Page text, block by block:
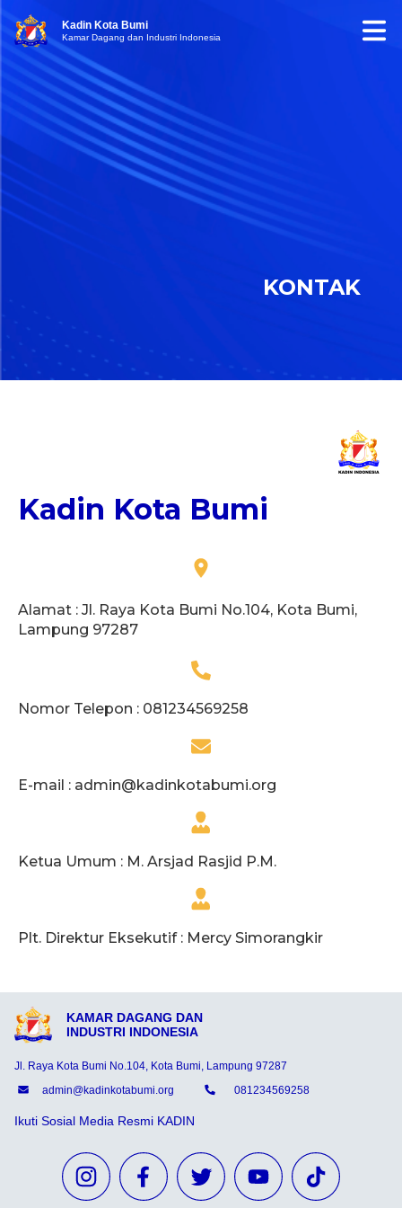
Kadin Kota Bumi
Kamar Dagang dan Industri Indonesia
KONTAK
Kadin Kota Bumi
Alamat : Jl. Raya Kota Bumi No.104, Kota Bumi,
Lampung 97287
Nomor Telepon : 081234569258
E-mail : admin@kadinkotabumi.org
Ketua Umum : M. Arsjad Rasjid P.M.
Plt. Direktur Eksekutif : Mercy Simorangkir
KAMAR DAGANG DAN
INDUSTRI INDONESIA
Jl. Raya Kota Bumi No.104, Kota Bumi, Lampung 97287
admin@kadinkotabumi.org
081234569258
Ikuti Sosial Media Resmi KADIN